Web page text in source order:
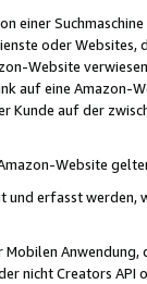
einer
oder Websites,
Website
auf eine
Kunde auf der
Website
erfasst werden,
nicht Creators